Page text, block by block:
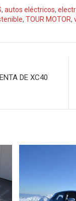
, autos eléctricos,
, TOUR MOTOR,
DE XC40